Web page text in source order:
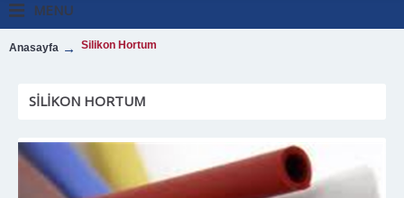
MENU
Anasayfa Silikon Hortum
SILIKON HORTUM